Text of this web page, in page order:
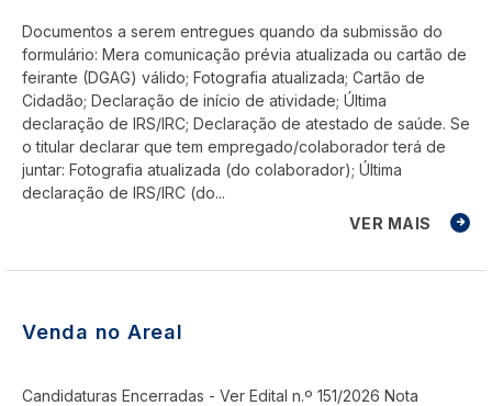
Documentos a serem entregues quando da submissão do
formulário: Mera comunicação prévia atualizada ou cartão de
feirante (DGAG) válido; Fotografia atualizada; Cartão de
Cidadão; Declaração de início de atividade; Última
declaração de IRS/IRC; Declaração de atestado de saúde. Se
o titular declarar que tem empregado/colaborador terá de
juntar: Fotografia atualizada (do colaborador); Última
declaração de IRS/IRC (do...
VER MAIS
Venda no Areal
Candidaturas Encerradas - Ver Edital n.º 151/2026 Nota